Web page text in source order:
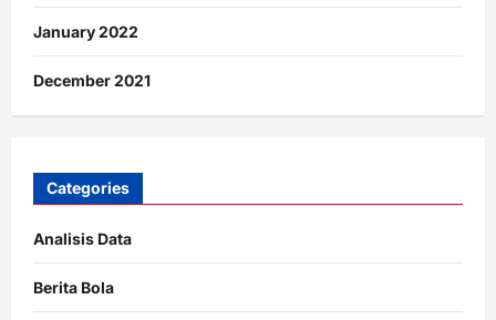
January 2022
December 2021
Categories
Analisis Data
Berita Bola